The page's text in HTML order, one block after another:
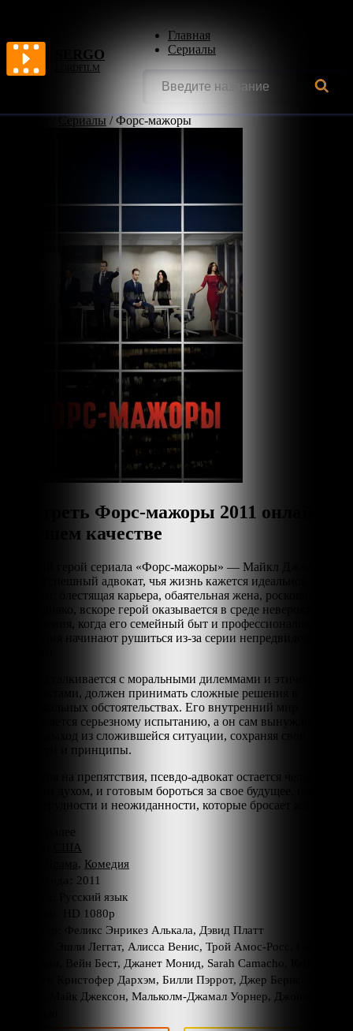
SERGO
LORDFILM
Главная
Сериалы
Главная / Сериалы /Форс-мажоры
Смотреть Форс-мажоры 2011 онлайн в
хорошем качестве
Главный герой сериала «Форс-мажоры» — Майкл Джастис.
Он — успешный адвокат, чья жизнь кажется идеальной
снаружи: блестящая карьера, обаятельная жена, роскошный
дом. Однако, вскоре герой оказывается в среде невероятного
напряжения, когда его семейный быт и профессиональная
репутация начинают рушиться из-за серии непредвиденных
Майкл сталкивается с моральными дилеммами и этическими
конфликтами, должен принимать сложные решения в
экстремальных обстоятельствах. Его внутренний мир
подвергается серьезному испытанию, а он сам вынужден
искать выход из сложившейся ситуации, сохраняя свои
ценности и принципы.
Несмотря на препятствия, псевдо-адвокат остается человеком
сильным духом, и готовым бороться за свое будущее, невзирая
на все трудности и неожиданности, которые бросает жизнь.
Читать далее
США
Драма, Комедия
2011
Русский язык
HD 1080p
Феликс Энрикез Алькала, Дэвид Платт
Эшли Леггат, Алисса Венис, Трой Амос-Росс, Сюзанн
МакКенни, Вейн Бест, Джанет Монид, Sarah Camacho, Кейт Элиз
Форрест, Кристофер Дархэм, Билли Пэррот, Джер Бернс, Иман
Бенсон, Майк Джексон, Мальколм-Джамал Уорнер, Джонни